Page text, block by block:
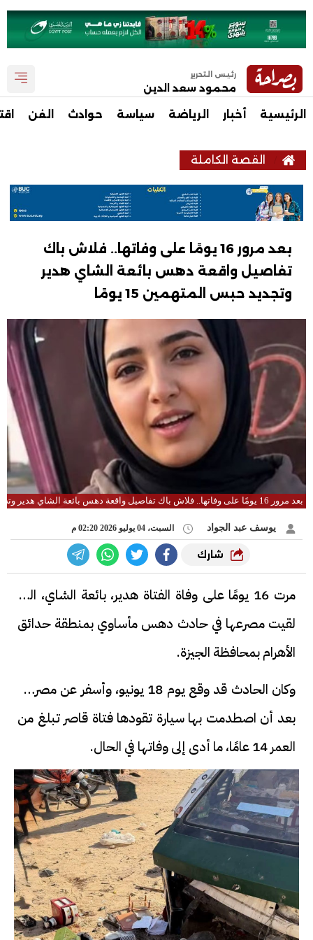
رئيس التحرير
محمود سعد الدين
الرئيسية أخبار الرياضة سياسة حوادث الفن
القصة الكاملة
بعد مرور 16 يومًا على وفاتها.. فلاش باك
تفاصيل واقعة دهس بائعة الشاي هدير
وتجديد حبس المتهمين 15 يومًا
بعد مرور 16 يومًا على وفاتها.. فلاش باك تفاصيل واقعة دهس بائعة الشاي هدير وتجديد حبس المتهمين 15 يومًا
يوسف عبد الجواد السبت، 04 يوليو 2026 02:20 م
شارك
مرت 16 يومًا على وفاة الفتاة هدير، بائعة الشاي، التي
لقيت مصرعها في حادث دهس مأساوي بمنطقة حدائق
الأهرام بمحافظة الجيزة.
وكان الحادث قد وقع يوم 18 يونيو، وأسفر عن مصرعها
بعد أن اصطدمت بها سيارة تقودها فتاة قاصر تبلغ من
العمر 14 عامًا، ما أدى إلى وفاتها في الحال.